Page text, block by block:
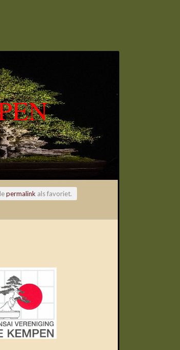
permalink als favoriet.